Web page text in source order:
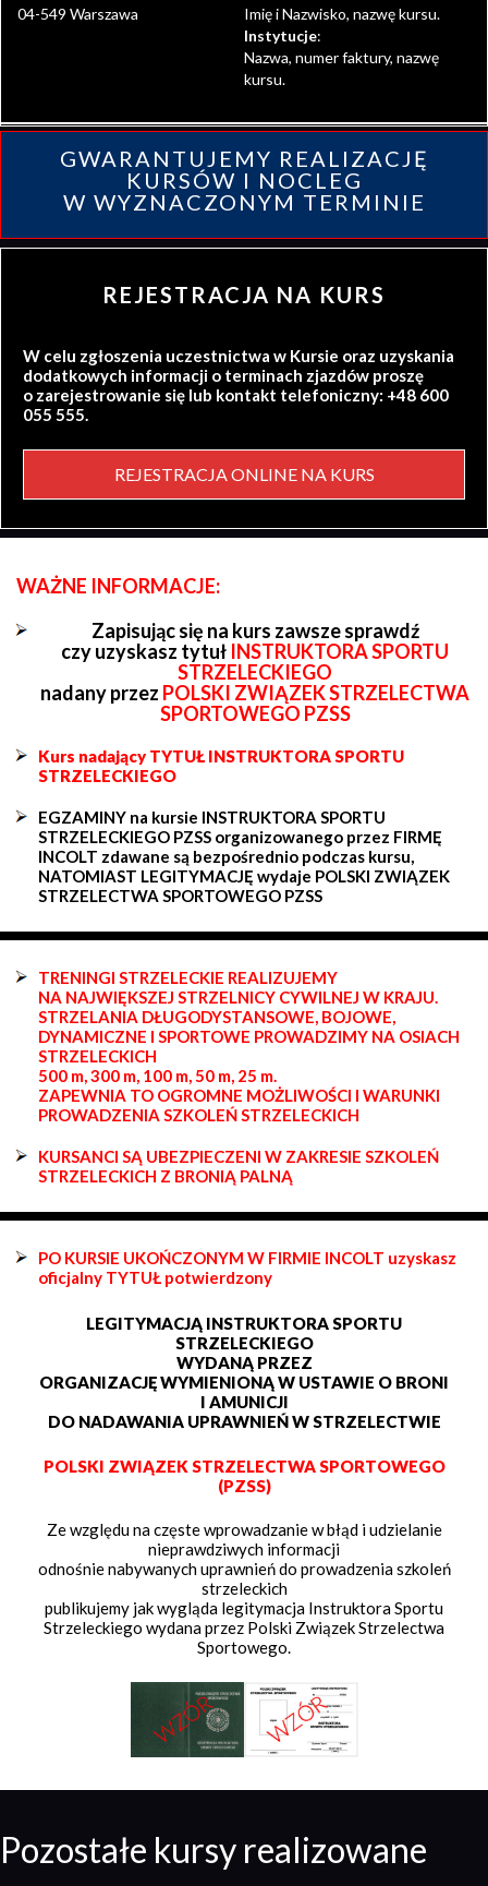
04-549 Warszawa
Imię i Nazwisko, nazwę kursu.
Instytucje:
Nazwa, numer faktury, nazwę
kursu.
GWARANTUJEMY REALIZACJĘ
KURSÓW I NOCLEG
W WYZNACZONYM TERMINIE
REJESTRACJA NA KURS
W celu zgłoszenia uczestnictwa w Kursie oraz uzyskania
dodatkowych informacji o terminach zjazdów proszę
o zarejestrowanie się lub kontakt telefoniczny: +48 600
055 555.
REJESTRACJA ONLINE NA KURS
WAŻNE INFORMACJE:
Zapisując się na kurs zawsze sprawdź
czy uzyskasz tytuł INSTRUKTORA SPORTU
STRZELECKIEGO
nadany przez POLSKI ZWIĄZEK STRZELECTWA
SPORTOWEGO PZSS
Kurs nadający TYTUŁ INSTRUKTORA SPORTU
STRZELECKIEGO
EGZAMINY na kursie INSTRUKTORA SPORTU
STRZELECKIEGO PZSS organizowanego przez FIRMĘ
INCOLT zdawane są bezpośrednio podczas kursu,
NATOMIAST LEGITYMACJĘ wydaje POLSKI ZWIĄZEK
STRZELECTWA SPORTOWEGO PZSS
TRENINGI STRZELECKIE REALIZUJEMY
NA NAJWIĘKSZEJ STRZELNICY CYWILNEJ W KRAJU.
STRZELANIA DŁUGODYSTANSOWE, BOJOWE,
DYNAMICZNE I SPORTOWE PROWADZIMY NA OSIACH
STRZELECKICH
500 m, 300 m, 100 m, 50 m, 25 m.
ZAPEWNIA TO OGROMNE MOŻLIWOŚCI I WARUNKI
PROWADZENIA SZKOLEŃ STRZELECKICH
KURSANCI SĄ UBEZPIECZENI W ZAKRESIE SZKOLEŃ
STRZELECKICH Z BRONIĄ PALNĄ
PO KURSIE UKOŃCZONYM W FIRMIE INCOLT uzyskasz
oficjalny TYTUŁ potwierdzony
LEGITYMACJĄ INSTRUKTORA SPORTU
STRZELECKIEGO
WYDANĄ PRZEZ
ORGANIZACJĘ WYMIENIONĄ W USTAWIE O BRONI
I AMUNICJI
DO NADAWANIA UPRAWNIEŃ W STRZELECTWIE
POLSKI ZWIĄZEK STRZELECTWA SPORTOWEGO
(PZSS)
Ze względu na częste wprowadzanie w błąd i udzielanie
nieprawdziwych informacji
odnośnie nabywanych uprawnień do prowadzenia szkoleń
strzeleckich
publikujemy jak wygląda legitymacja Instruktora Sportu
Strzeleckiego wydana przez Polski Związek Strzelectwa
Sportowego.
Pozostałe kursy realizowane